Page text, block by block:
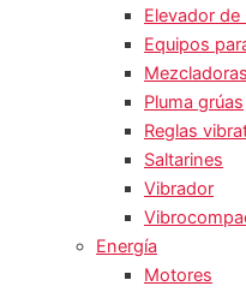
Elevador de
Equipos
Pluma grúas
Reglas
Saltarines
Vibrador
Energía
Motores